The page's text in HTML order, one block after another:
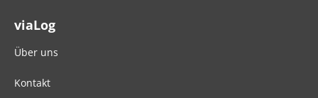
viaLog
Über uns
Kontakt